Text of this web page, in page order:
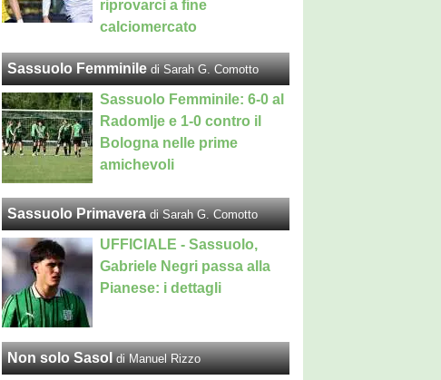
riprovarci a fine
calciomercato
Sassuolo Femminile di Sarah G. Comotto
Sassuolo Femminile: 6-0 al
Radomlje e 1-0 contro il
Bologna nelle prime
amichevoli
Sassuolo Primavera di Sarah G. Comotto
UFFICIALE - Sassuolo,
Gabriele Negri passa alla
Pianese: i dettagli
Non solo Sasol di Manuel Rizzo